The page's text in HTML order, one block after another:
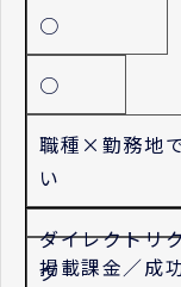
○
○
職種×勤務地
い
ダイレクトリ
グ
掲載課金／成